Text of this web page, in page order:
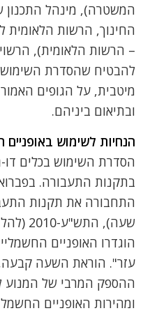
המשטרה), מינהל
החינוך, הרשות הלאומית
– הרשות הלאומית),
להבטיח שהסדרת השימוש
מיטבית, על הגופים
ובתיאום ביניהם.
הנחיות לשימוש באופניים
הסדרת השימוש בכלים דו-
התחבורה את תקנות
שעה),
הוגדרו האופניים
עזר". הוראת השעה קבעה,